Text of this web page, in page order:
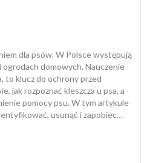
pies
nadaje
do
dla psów. W Polsce występują
ogrodach domowych. Nauczenie
to klucz do ochrony przed
jak rozpoznać kleszcza u psa, a
pomocy psu. W tym artykule
usunąć i zapobiec…